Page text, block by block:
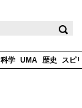
科学 UMA 歴史 スピ